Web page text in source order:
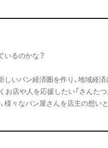
いるのかな？
いパン経済圏を作り、地域経
お店や人を応援したい「さんた
様々なパン屋さんを店主の想い